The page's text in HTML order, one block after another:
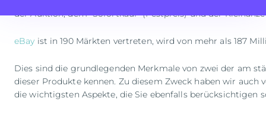
der Auktion, dem "Sofortkauf" (Festpreis) und der
eBay ist in 190 Märkten vertreten, wird von mehr als 187
Dies sind die grundlegenden Merkmale von zwei der am
dieser Produkte kennen. Zu diesem Zweck haben wir
die wichtigsten Aspekte, die Sie ebenfalls berücksichtigen